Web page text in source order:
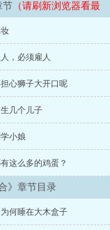
节 （请刷新浏览器看最
，必须雇人
心狮子大开口呢
几个儿子
小娘
这么多的鸡蛋？
》章节目录
何睡在大木盒子